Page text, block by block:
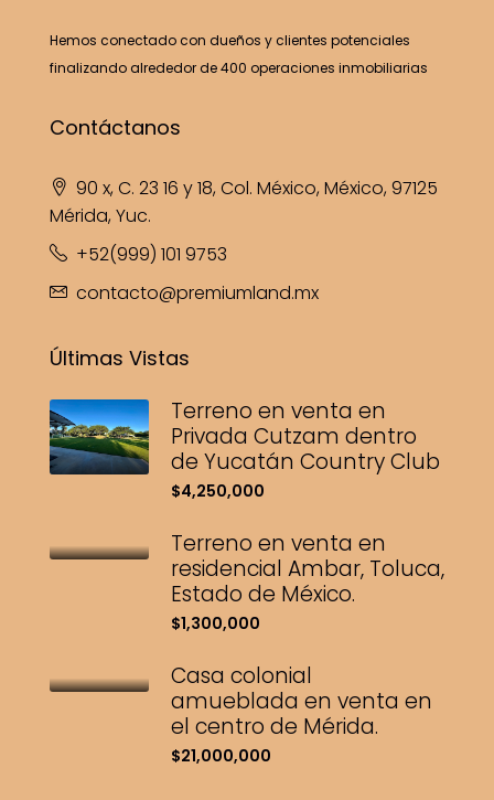
Hemos conectado con dueños y clientes potenciales
finalizando alrededor de 400 operaciones inmobiliarias
Contáctanos
90 x, C. 23 16 y 18, Col. México, México, 97125
Mérida, Yuc.
+52(999) 101 9753
contacto@premiumland.mx
Últimas Vistas
Terreno en venta en
Privada Cutzam dentro
de Yucatán Country Club
$4,250,000
Terreno en venta en
residencial Ambar, Toluca,
Estado de México.
$1,300,000
Casa colonial
amueblada en venta en
el centro de Mérida.
$21,000,000